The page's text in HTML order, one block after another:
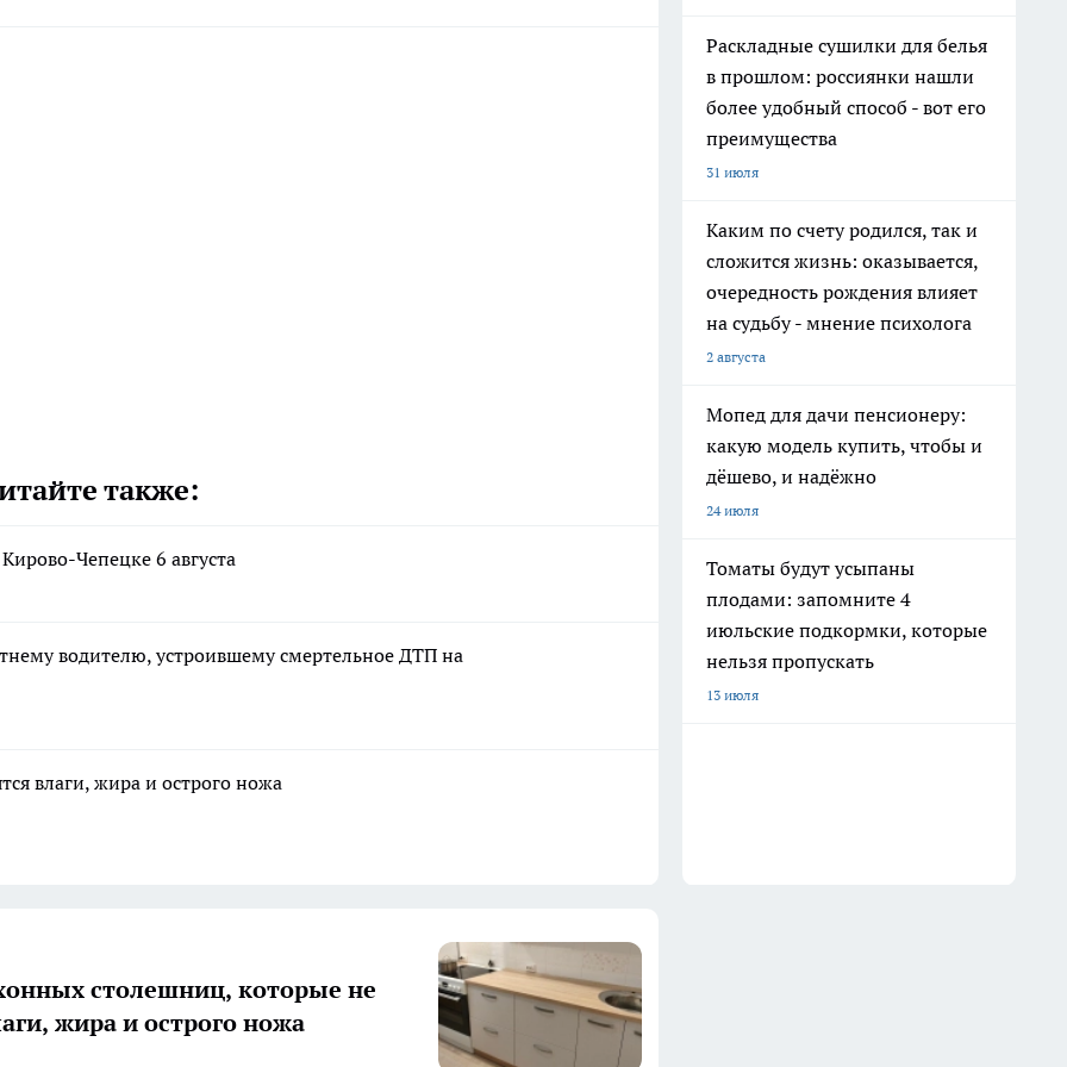
также:
Чепецке 6 августа
водителю, устроившему смертельное ДТП на
влаги, жира и острого ножа
Раскладные сушилки для белья
в прошлом: россиянки нашли
более удобный способ - вот его
преимущества
31 июля
Каким по счету родился, так и
сложится жизнь: оказывается,
очередность рождения влияет
на судьбу - мнение психолога
2 августа
Мопед для дачи пенсионеру:
какую модель купить, чтобы и
дёшево, и надёжно
24 июля
Томаты будут усыпаны
плодами: запомните 4
июльские подкормки, которые
нельзя пропускать
13 июля
столешниц, которые не
жира и острого ножа